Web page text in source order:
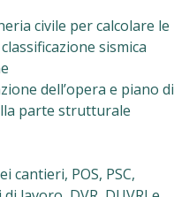
civile per calcolare le
sismica
dell’opera e piano di
parte strutturale
cantieri, POS, PSC,